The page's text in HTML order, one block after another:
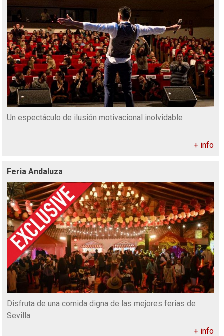
Un espectáculo de ilusión motivacional inolvidable
+ info
Feria Andaluza
Disfruta de una comida digna de las mejores ferias de
Sevilla
+ info